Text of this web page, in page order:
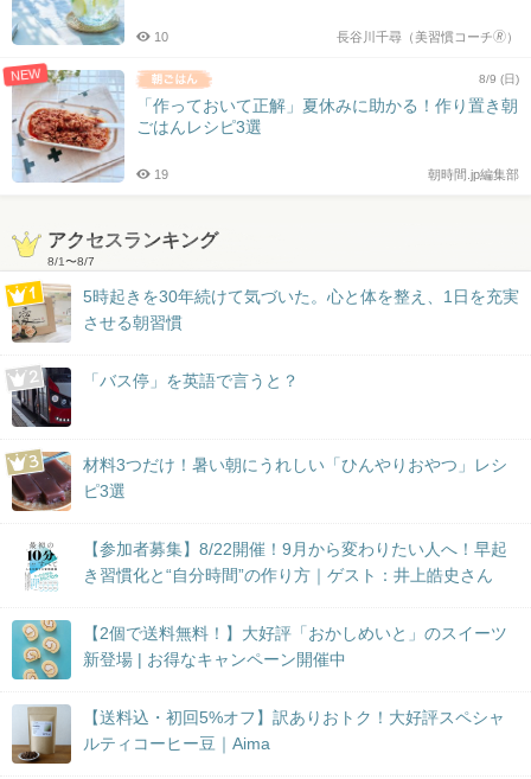
長谷川千尋（美習慣コーチ🄬）
10
NEW 8/9 (日)
「作っておいて正解」夏休みに助かる！作り置き朝
ごはんレシピ3選
朝時間.jp編集部
19
アクセスランキング
8/1〜8/7
5時起きを30年続けて気づいた。心と体を整え、1日を充実
させる朝習慣
「バス停」を英語で言うと？
材料3つだけ！暑い朝にうれしい「ひんやりおやつ」レシ
ピ3選
【参加者募集】8/22開催！9月から変わりたい人へ！早起
き習慣化と“自分時間”の作り方｜ゲスト：井上皓史さん
【2個で送料無料！】大好評「おかしめいと」のスイーツ
新登場 | お得なキャンペーン開催中
【送料込・初回5%オフ】訳ありおトク！大好評スペシャ
ルティコーヒー豆｜Aima